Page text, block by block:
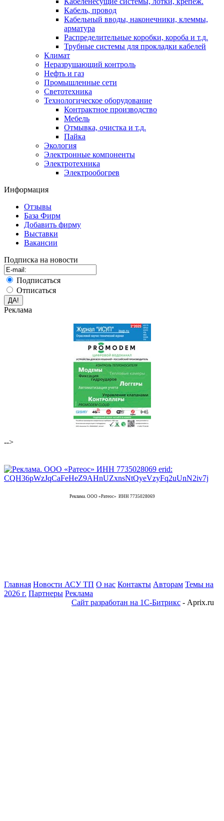
Кабель, провод
Кабельный вводы, наконечники, клеммы,
арматура
Распределительные коробки, короба и т.д.
Трубные системы для прокладки кабелей
Климат
Неразрушающий контроль
Нефть и газ
Промышленные сети
Светотехника
Технологическое оборудование
Контрактное производство
Мебель
Отмывка, очистка и т.д.
Пайка
Экология
Электронные компоненты
Электротехника
Электрообогрев
Информация
Отзывы
База Фирм
Добавить фирму
Выставки
Вакансии
Подписка на новости
Подписаться
Отписаться
Реклама
-->
Реклама. ООО «Ратеос» ИНН 7735028069
Главная Новости АСУ ТП О нас Контакты Авторам Темы на
2026 г. Партнеры Реклама
Сайт разработан на 1С-Битрикс - Aprix.ru